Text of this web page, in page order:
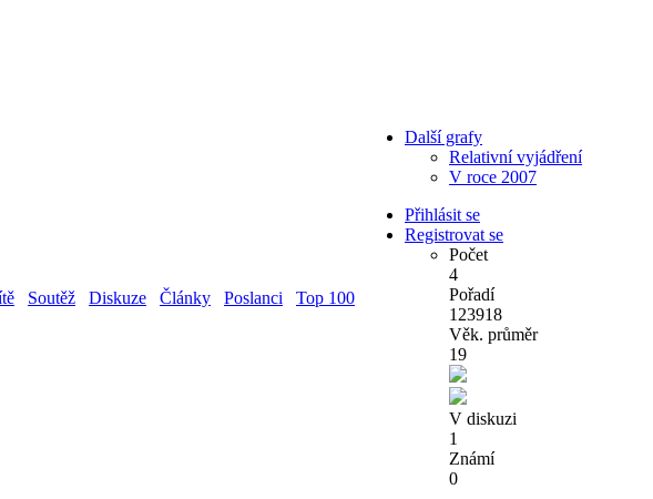
Soutěž Diskuze Články Poslanci
Top 100
Další grafy
Relativní vyjádření
V roce 2007
Přihlásit se
Registrovat se
Počet
4
Pořadí
123918
Věk. průměr
19
V diskuzi
1
Známí
0